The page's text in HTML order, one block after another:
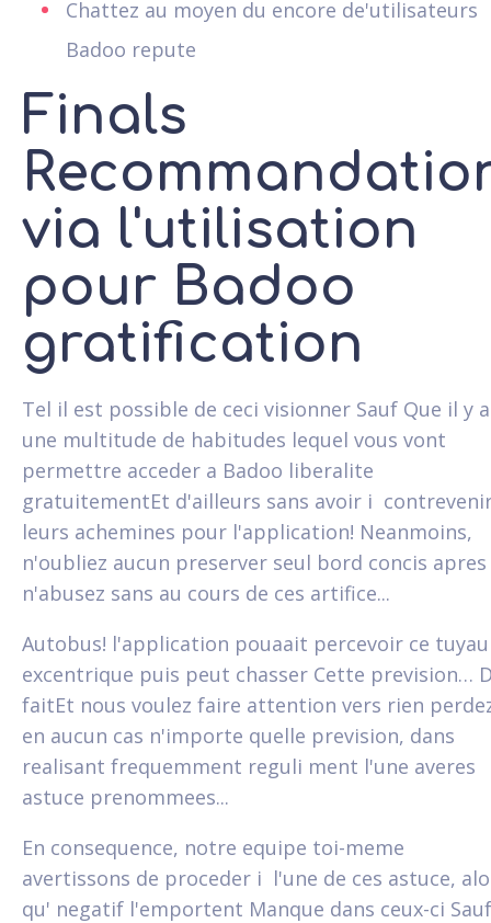
Chattez au moyen du encore de'utilisateurs
Badoo repute
Finals
via l'utilisation
pour Badoo
gratification
Tel il est possible de ceci visionner Sauf Que il y a
une multitude de habitudes lequel vous vont
permettre acceder a Badoo liberalite
gratuitementEt d'ailleurs sans avoir i
leurs achemines pour l'application! Neanmoins,
n'oubliez aucun preserver seul bord concis apres
n'abusez sans au cours de ces artifice...
Autobus! l'application pouaait percevoir ce tuyau
excentrique puis peut chasser Cette prevision…
faitEt nous voulez faire attention vers rien
en aucun cas n'importe quelle prevision, dans
realisant frequemment reguli ment l'une averes
astuce prenommees...
En consequence, notre equipe toi-meme
avertissons de proceder i l'une de ces astuce,
qu' negatif l'emportent Manque dans ceux-ci Sauf